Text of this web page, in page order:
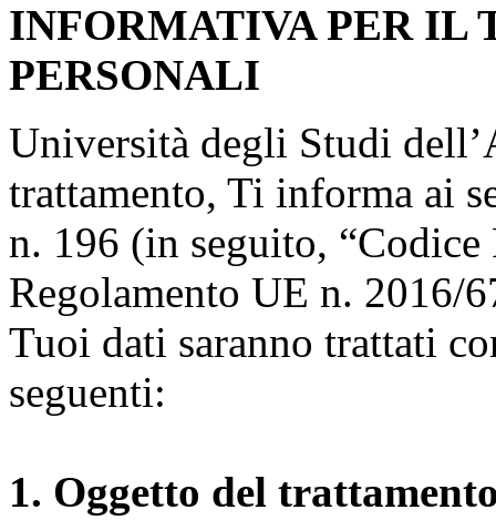
INFORMATIVA PER IL
PERSONALI
Università degli Studi
trattamento, Ti informa ai
n. 196 (in seguito, “Codice
Regolamento UE n. 2016/
Tuoi dati saranno trattati
seguenti:
1. Oggetto del